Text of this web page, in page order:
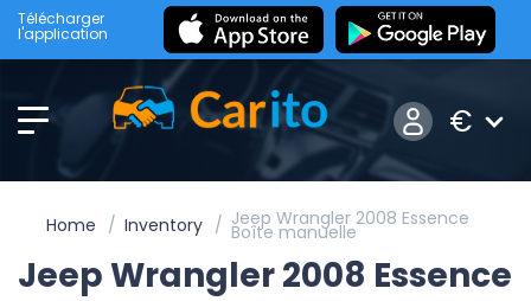
Télécharger
l'application
€
Home Inventory Jeep Wrangler 2008 Essence
Boîte manuelle
Jeep Wrangler 2008 Essence